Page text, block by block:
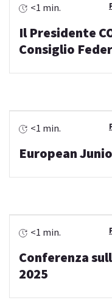
<1 min.
Il Presidente
Consiglio
<1 min.
European
<1 min.
Conferenza
2025